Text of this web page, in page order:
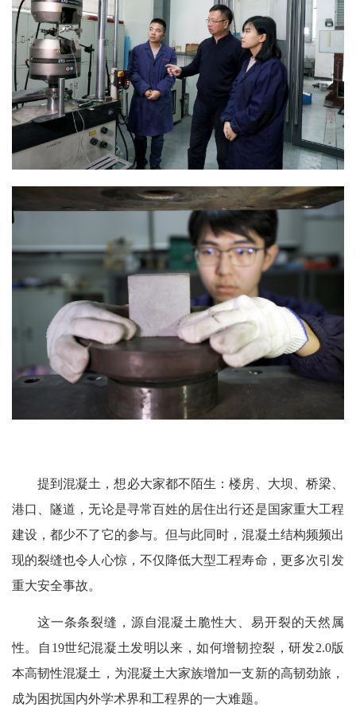
提到混凝土，想必大家都不陌生：楼房、大坝、桥梁、
港口、隧道，无论是寻常百姓的居住出行还是国家重大工程
建设，都少不了它的参与。但与此同时，混凝土结构频频出
现的裂缝也令人心惊，不仅降低大型工程寿命，更多次引发
重大安全事故。
这一条条裂缝，源自混凝土脆性大、易开裂的天然属
性。自19世纪混凝土发明以来，如何增韧控裂，研发2.0版
本高韧性混凝土，为混凝土大家族增加一支新的高韧劲旅，
成为困扰国内外学术界和工程界的一大难题。